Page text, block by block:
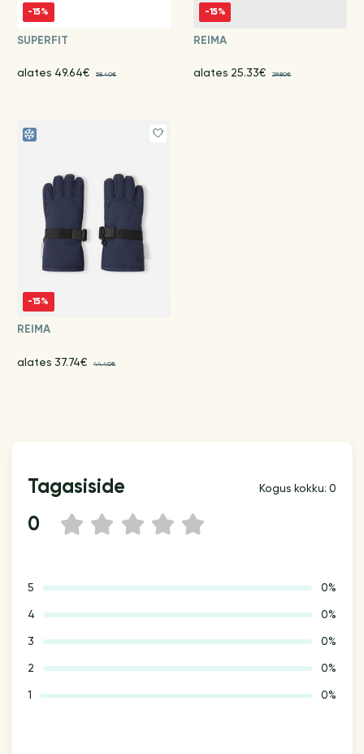
-15%
SUPERFIT
alates 49.64€ 58.40€
-15%
REIMA
alates 25.33€ 29.80€
-15%
REIMA
alates 37.74€ 44.40€
Tagasiside Kogus kokku: 0
0 5
4
3
2
1
5 0%
4 0%
3 0%
2 0%
1 0%